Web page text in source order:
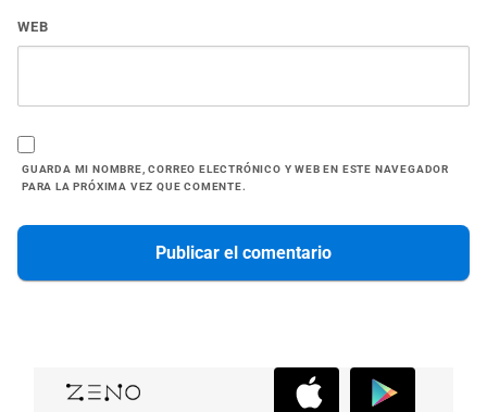
WEB
GUARDA MI NOMBRE, CORREO ELECTRÓNICO Y WEB EN ESTE NAVEGADOR
PARA LA PRÓXIMA VEZ QUE COMENTE.